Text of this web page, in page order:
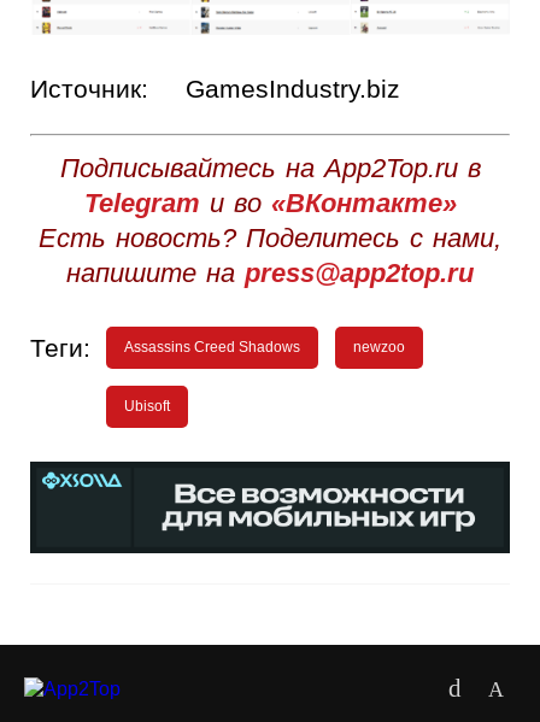
Источник: GamesIndustry.biz
Подписывайтесь на App2Top.ru в
Telegram и во «ВКонтакте»
Есть новость? Поделитесь с нами,
напишите на press@app2top.ru
Теги: Assassins Creed Shadows newzoo
Ubisoft